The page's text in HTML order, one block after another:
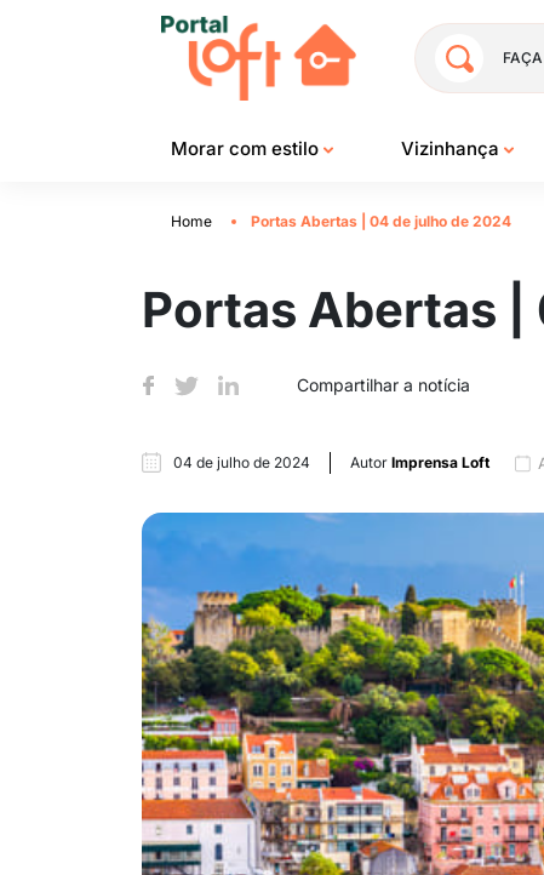
Morar com estilo Vizinhança
Home Portas Abertas | 04 de julho de 2024
Portas Abertas
Compartilhar a notícia
04 de julho de 2024 Autor Imprensa Loft